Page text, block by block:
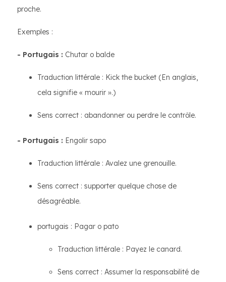
proche.
Exemples :
- Portugais : Chutar o balde
Traduction littérale : Kick the bucket (En anglais,
cela signifie « mourir ».)
Sens correct : abandonner ou perdre le contrôle.
- Portugais : Engolir sapo
Traduction littérale : Avalez une grenouille.
Sens correct : supporter quelque chose de
désagréable.
portugais : Pagar o pato
Traduction littérale : Payez le canard.
Sens correct : Assumer la responsabilité de